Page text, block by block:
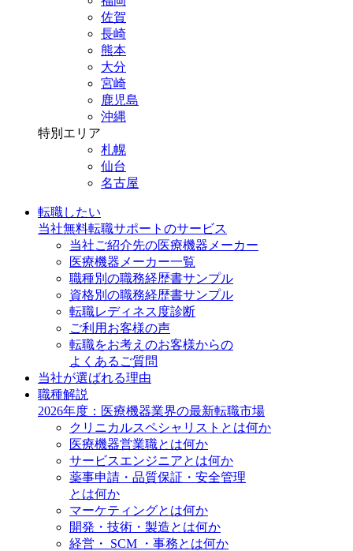
佐賀
長崎
熊本
大分
宮崎
鹿児島
沖縄
特別エリア
札幌
仙台
名古屋
転職したい
当社無料転職サポートのサービス
当社ご紹介先の医療機器メーカー
医療機器メーカー一覧
職種別の職務経歴書サンプル
資格別の職務経歴書サンプル
転職レディネス度診断
ご利用お客様の声
転職をお考えのお客様からの
よくあるご質問
当社が選ばれる理由
職種解説
2026年度：医療機器業界の最新転職市場
クリニカルスペシャリストとは何か
医療機器営業職とは何か
サービスエンジニアとは何か
薬事申請・品質保証・安全管理
とは何か
マーケティングとは何か
開発・技術・製造とは何か
経営・ SCM ・事務とは何か